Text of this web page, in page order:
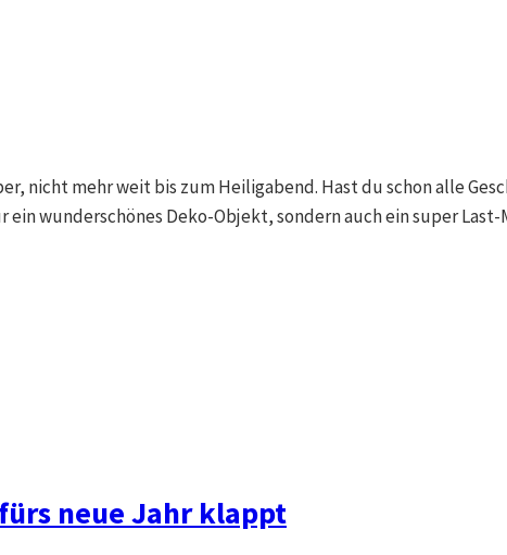
nicht mehr weit bis zum Heiligabend. Hast du schon alle
wunderschönes Deko-Objekt, sondern auch ein super
neue Jahr klappt